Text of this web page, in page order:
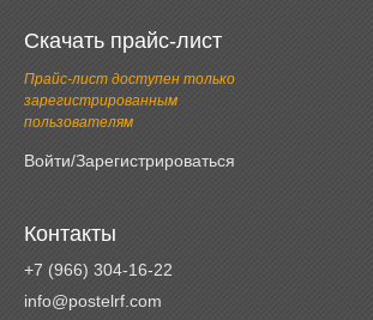
Скачать прайс-лист
Прайс-лист доступен только
зарегистрированным
пользователям
Войти/Зарегистрироваться
Контакты
+7 (966) 304-16-22
info@postelrf.com